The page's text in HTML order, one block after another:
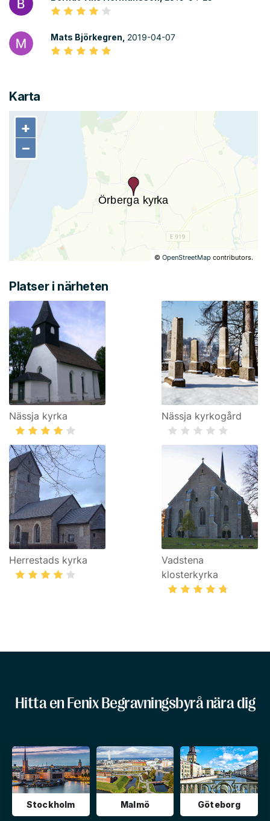
Mats Björkegren, 2019-04-07
Karta
+
−
©OpenStreetMap contributors.
+
−
Platser i närheten
Nässja kyrka Nässja kyrkogård
Herrestads kyrka
Vadstena
klosterkyrka
Hitta en Fenix Begravningsbyrå nära dig
Stockholm Malmö Göteborg